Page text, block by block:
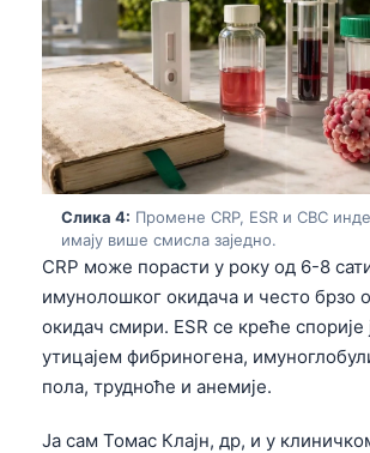
Слика 4: Промене CRP, ESR и CBC
имају више смисла заједно.
CRP може порасти у року од 6-8
имунолошког окидача и често брзо
окидач смири. ESR се креће спорије
утицајем фибриногена,
пола, трудноће и анемије.
Ја сам Томас Клајн, др, и у